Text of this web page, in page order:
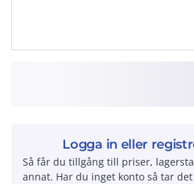
Logga in eller
Så får du tillgång till priser,
annat. Har du inget konto så tar